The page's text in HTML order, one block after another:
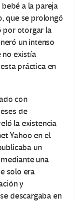
a la pareja
que se prolongó
por otorgar la
un intenso
no existía
práctica en
con
de
la existencia
Yahoo en el
un
una
solo era
y
descargaba en